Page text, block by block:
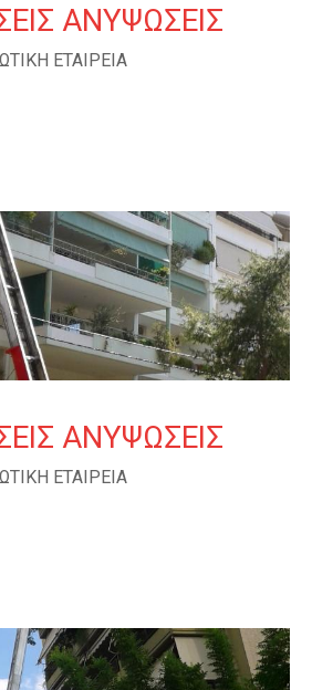
ΑΝΥΨΩΣΕΙΣ
ΕΤΑΙΡΕΙΑ
ΑΝΥΨΩΣΕΙΣ
ΕΤΑΙΡΕΙΑ